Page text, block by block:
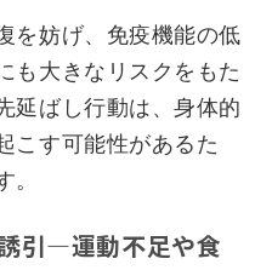
を妨げ、免疫機能の低
も大きなリスクをもた
延ばし行動は、身体的
こす可能性があるた
。
引—運動不足や食